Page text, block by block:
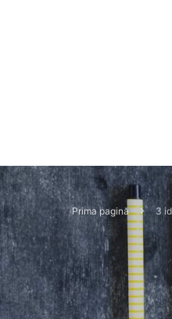
Prima pagină 3